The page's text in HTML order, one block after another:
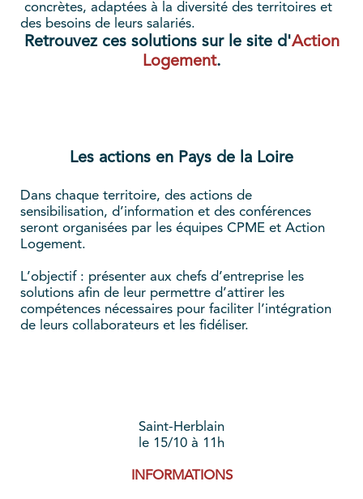
concrètes, adaptées à la diversité des territoires et
des besoins de leurs salariés.
Retrouvez ces solutions sur le site d'Action
Logement.
Les actions en Pays de la Loire
Dans chaque territoire, des actions de
sensibilisation, d’information et des conférences
seront organisées par les équipes CPME et Action
Logement.
L’objectif : présenter aux chefs d’entreprise les
solutions afin de leur permettre d’attirer les
compétences nécessaires pour faciliter l’intégration
de leurs collaborateurs et les fidéliser.
Saint-Herblain
le 15/10 à 11h
INFORMATIONS